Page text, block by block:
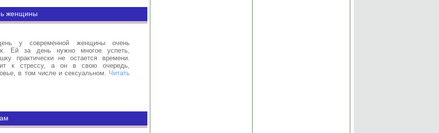
женщины
у современной женщины очень
Ей за день нужно многое успеть,
практически не остается времени.
к стрессу, а он в свою очередь,
в том числе и сексуальном. Читать